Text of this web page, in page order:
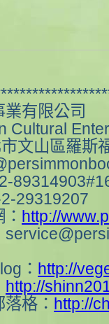
有限公司
Cultural
文山區羅斯
29319207
http://
： http://
http://
格： http://